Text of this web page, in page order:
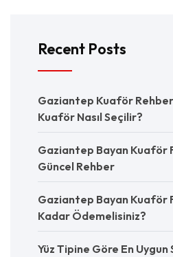
Recent Posts
Gaziantep Kuaför
Kuaför Nasıl Seçilir?
Gaziantep Bayan Kuaför
Güncel Rehber
Gaziantep Bayan Kuaför
Kadar Ödemelisiniz?
Yüz Tipine Göre En Uygun